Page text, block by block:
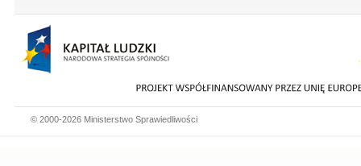
© 2000-2026 Ministerstwo Sprawiedliwości